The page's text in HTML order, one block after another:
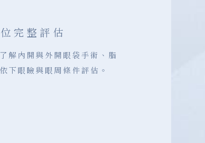
完整評估
解內開與外開眼袋手術、脂
下眼瞼與眼周條件評估。